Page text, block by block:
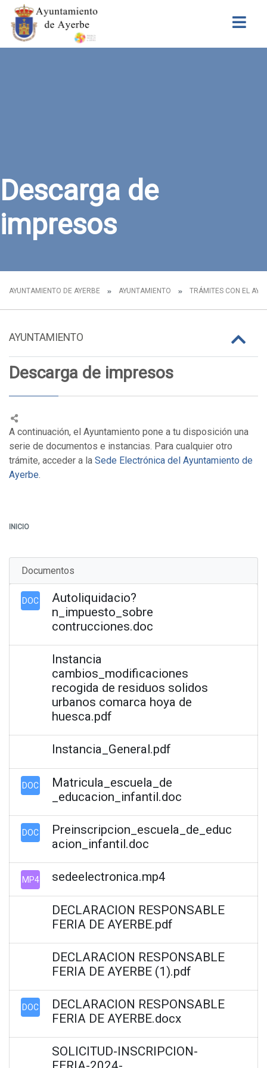
Descarga de
impresos
AYUNTAMIENTO DE AYERBE AYUNTAMIENTO TRÁMITES CON EL
AYUNTAMIENTO
Descarga de impresos
A continuación, el Ayuntamiento pone a tu disposición una
serie de documentos e instancias. Para cualquier otro
trámite, acceder a la Sede Electrónica del Ayuntamiento de
Ayerbe
INICIO
Documentos
DOC
Autoliquidacio?
n_impuesto_sobre
contrucciones.doc
Instancia
cambios_modificaciones
recogida de residuos solidos
urbanos comarca hoya de
huesca.pdf
Instancia_General.pdf
DOC
Matricula_escuela_de
_educacion_infantil.doc
DOC
Preinscripcion_escuela_de_educ
acion_infantil.doc
MP4 sedeelectronica.mp4
DECLARACION RESPONSABLE
FERIA DE AYERBE.pdf
DECLARACION RESPONSABLE
FERIA DE AYERBE (1).pdf
DOC
DECLARACION RESPONSABLE
FERIA DE AYERBE.docx
SOLICITUD-INSCRIPCION-